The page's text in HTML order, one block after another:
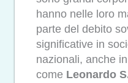
hanno nelle loro
parte del debito
significative in
nazionali, anche
come Leonardo